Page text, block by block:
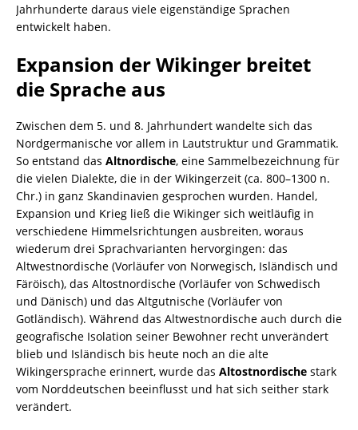
Jahrhunderte daraus viele eigenständige Sprachen
entwickelt haben.
Expansion der Wikinger breitet
die Sprache aus
Zwischen dem 5. und 8. Jahrhundert wandelte sich das
Nordgermanische vor allem in Lautstruktur und Grammatik.
So entstand das Altnordische, eine Sammelbezeichnung für
die vielen Dialekte, die in der Wikingerzeit (ca. 800–1300 n.
Chr.) in ganz Skandinavien gesprochen wurden. Handel,
Expansion und Krieg ließ die Wikinger sich weitläufig in
verschiedene Himmelsrichtungen ausbreiten, woraus
wiederum drei Sprachvarianten hervorgingen: das
Altwestnordische (Vorläufer von Norwegisch, Isländisch und
Färöisch), das Altostnordische (Vorläufer von Schwedisch
und Dänisch) und das Altgutnische (Vorläufer von
Gotländisch). Während das Altwestnordische auch durch die
geografische Isolation seiner Bewohner recht unverändert
blieb und Isländisch bis heute noch an die alte
Wikingersprache erinnert, wurde das Altostnordische stark
vom Norddeutschen beeinflusst und hat sich seither stark
verändert.